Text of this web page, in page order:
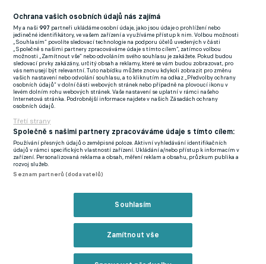
(EN)
FlashFutbal (SK)
Tenisportal.cz
Tenisové zprávy
na Livesportu
Podmínky užití
Zásady ochrany osobních údajů
GDPR a žurnalistika
Ochrana vašich osobních údajů nás zajímá
My a naši997 partneři ukládáme osobní údaje, jako jsou údaje o prohlížení nebo
jedinečné identifikátory, ve vašem zařízení a využíváme přístup k nim. Volbou možnosti
„Souhlasím“ povolíte sledovací technologie na podporu účelů uvedených v části
„Společně s našimi partnery zpracováváme údaje s tímto cílem“, zatímco volbou
možnosti „Zamítnout vše“ nebo odvoláním svého souhlasu je zakážete. Pokud budou
sledovací prvky zakázány, určitý obsah a reklamy, které se vám budou zobrazovat, pro
vás nemusejí být relevantní. Tuto nabídku můžete znovu kdykoli zobrazit pro změnu
vašich nastavení nebo odvolání souhlasu, a to kliknutím na odkaz „Předvolby ochrany
osobních údajů“ v dolní části webových stránek nebo případně na plovoucí ikonu v
levém dolním rohu webových stránek. Vaše nastavení se uplatní v rámci našeho
Internetová stránka. Podrobnější informace najdete v našich Zásadách ochrany
osobních údajů.
Třetí strany
Společně s našimi partnery zpracováváme údaje s tímto cílem:
Používání přesných údajů o zeměpisné poloze. Aktivní vyhledávání identifikačních
údajů v rámci specifických vlastností zařízení. Ukládání a/nebo přístup k informacím v
zařízení. Personalizovaná reklama a obsah, měření reklam a obsahu, průzkum publika a
rozvoj služeb.
Seznam partnerů (dodavatelů)
Souhlasím
Zamítnout vše